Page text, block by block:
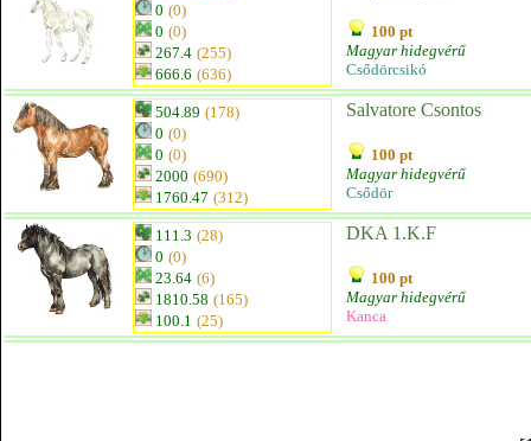
0 (0)
0 (0)
267.4 (255)
666.6 (636)
100 pt
Magyar hidegvérű
Csődörcsikó
504.89 (178)
0 (0)
0 (0)
2000 (690)
1760.47 (312)
Salvatore Csontos
100 pt
Magyar hidegvérű
Csődör
111.3 (28)
0 (0)
23.64 (6)
1810.58 (165)
100.1 (25)
DKA 1.K.F
100 pt
Magyar hidegvérű
Kanca